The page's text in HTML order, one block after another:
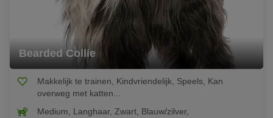
Bearded Collie
Makkelijk te trainen, Kindvriendelijk, Speels, Kan
overweg met katten...
Medium, Langhaar, Zwart, Blauw/zilver,